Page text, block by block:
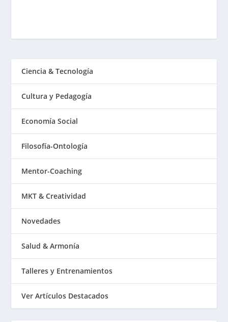
Ciencia & Tecnología
Cultura y Pedagogía
Economía Social
Filosofía-Ontología
Mentor-Coaching
MKT & Creatividad
Novedades
Salud & Armonía
Talleres y Entrenamientos
Ver Artículos Destacados